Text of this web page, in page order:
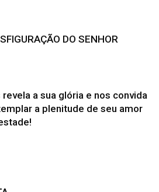
DO SENHOR
a sua glória e nos convida
a plenitude de seu amor